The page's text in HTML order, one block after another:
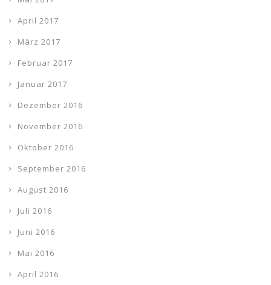
April 2017
März 2017
Februar 2017
Januar 2017
Dezember 2016
November 2016
Oktober 2016
September 2016
August 2016
Juli 2016
Juni 2016
Mai 2016
April 2016